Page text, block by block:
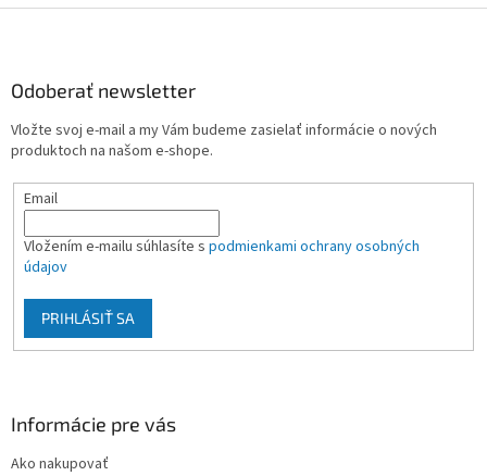
Odoberať newsletter
Vložte svoj e-mail a my Vám budeme zasielať informácie o nových
produktoch na našom e-shope.
Email
Vložením e-mailu súhlasíte s podmienkami ochrany osobných
údajov
PRIHLÁSIŤ SA
Informácie pre vás
Ako nakupovať